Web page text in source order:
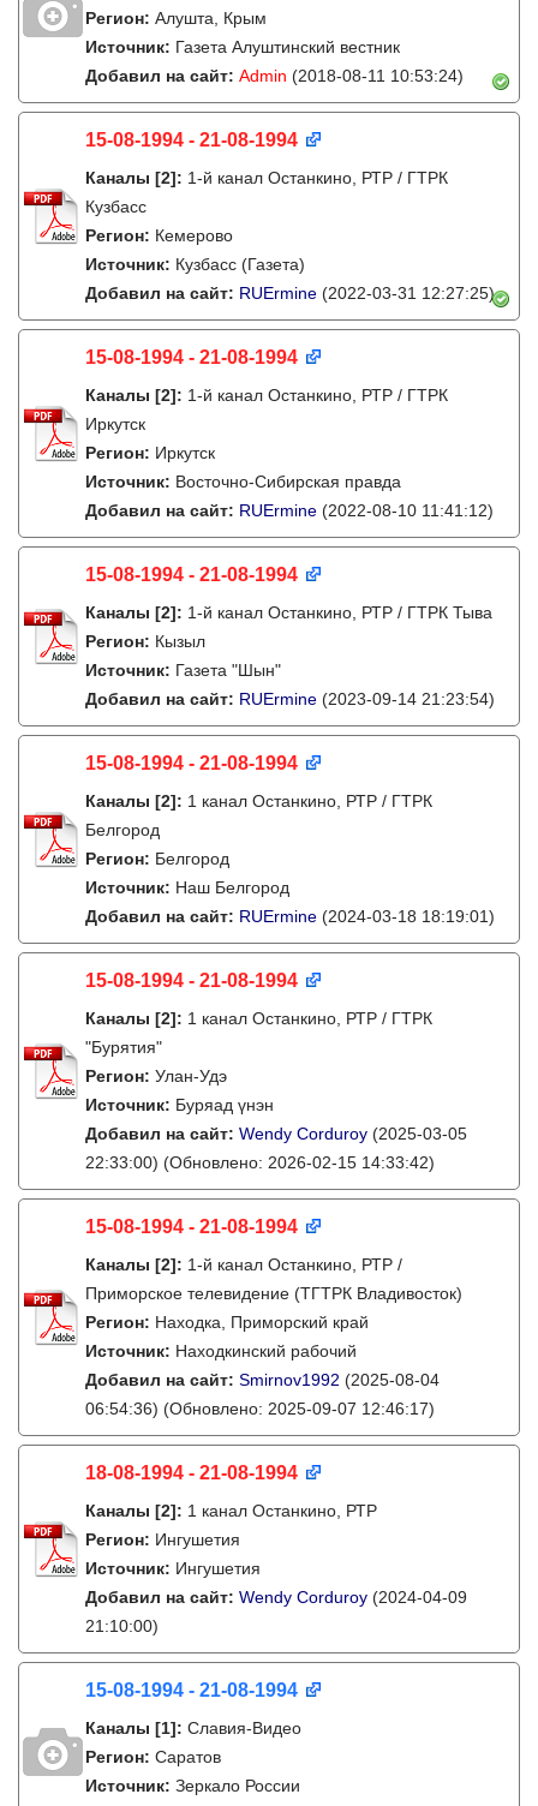
Регион: Алушта, Крым
Источник: Газета Алуштинский вестник
Добавил на сайт: Admin (2018-08-11 10:53:24)
15-08-1994 - 21-08-1994
Каналы [2]: 1-й канал Останкино, РТР / ГТРК
Кузбасс
Регион: Кемерово
Источник: Кузбасс (Газета)
Добавил на сайт: RUErmine (2022-03-31 12:27:25)
15-08-1994 - 21-08-1994
Каналы [2]: 1-й канал Останкино, РТР / ГТРК
Иркутск
Регион: Иркутск
Источник: Восточно-Сибирская правда
Добавил на сайт: RUErmine (2022-08-10 11:41:12)
15-08-1994 - 21-08-1994
Каналы [2]: 1-й канал Останкино, РТР / ГТРК Тыва
Регион: Кызыл
Источник: Газета "Шын"
Добавил на сайт: RUErmine (2023-09-14 21:23:54)
15-08-1994 - 21-08-1994
Каналы [2]: 1 канал Останкино, РТР / ГТРК
Белгород
Регион: Белгород
Источник: Наш Белгород
Добавил на сайт: RUErmine (2024-03-18 18:19:01)
15-08-1994 - 21-08-1994
Каналы [2]: 1 канал Останкино, РТР / ГТРК
"Бурятия"
Регион: Улан-Удэ
Источник: Буряад үнэн
Добавил на сайт: Wendy Corduroy (2025-03-05
22:33:00) (Обновлено: 2026-02-15 14:33:42)
15-08-1994 - 21-08-1994
Каналы [2]: 1-й канал Останкино, РТР /
Приморское телевидение (ТГТРК Владивосток)
Регион: Находка, Приморский край
Источник: Находкинский рабочий
Добавил на сайт: Smirnov1992 (2025-08-04
06:54:36) (Обновлено: 2025-09-07 12:46:17)
18-08-1994 - 21-08-1994
Каналы [2]: 1 канал Останкино, РТР
Регион: Ингушетия
Источник: Ингушетия
Добавил на сайт: Wendy Corduroy (2024-04-09
21:10:00)
15-08-1994 - 21-08-1994
Каналы [1]: Славия-Видео
Регион: Саратов
Источник: Зеркало России